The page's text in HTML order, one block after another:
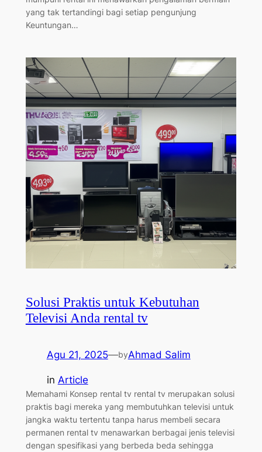
yang tak tertandingi bagi setiap pengunjung
Keuntungan…
Solusi Praktis untuk Kebutuhan
Televisi Anda rental tv
Agu 21, 2025—byAhmad Salim
in Article
Memahami Konsep rental tv rental tv merupakan solusi
praktis bagi mereka yang membutuhkan televisi untuk
jangka waktu tertentu tanpa harus membeli secara
permanen rental tv menawarkan berbagai jenis televisi
dengan spesifikasi yang berbeda beda sehingga